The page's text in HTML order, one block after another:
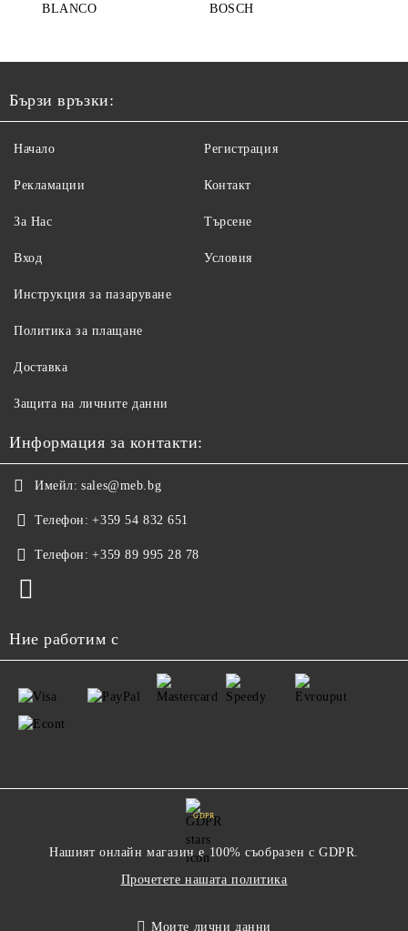
BLANCO BOSCH
Бързи връзки:
Начало
Рекламации
За Нас
Вход
Регистрация
Контакт
Търсене
Условия
Инструкция за пазаруване
Политика за плащане
Доставка
Защита на личните данни
Информация за контакти:
Имейл: sales@meb.bg
Телефон: +359 54 832 651
Телефон: +359 89 995 28 78
Ние работим с
GDPR
Нашият онлайн магазин е 100% съобразен с GDPR.
Прочетете нашата политика
Моите лични данни